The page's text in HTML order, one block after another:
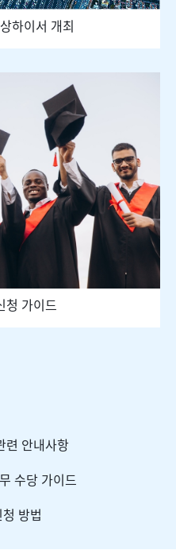
하이서 개최
청 가이드
련 안내사항
수당 가이드
방법​​